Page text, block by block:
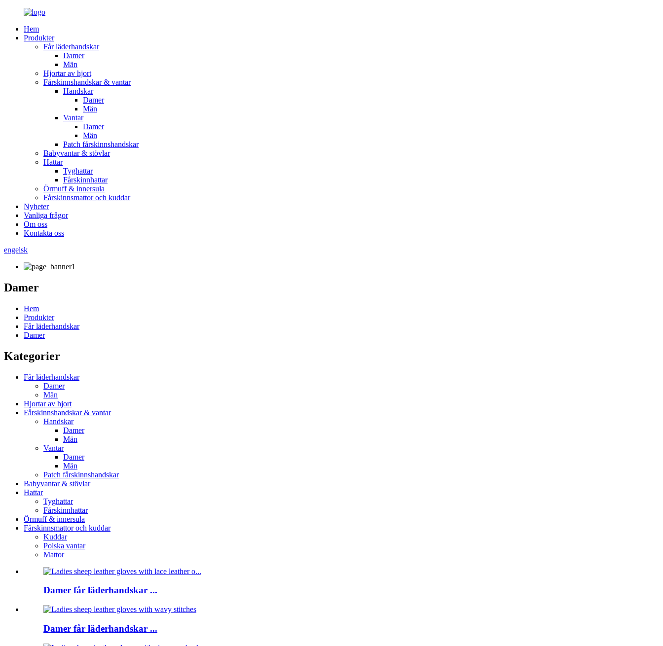
Hem
Produkter
Får läderhandskar
Damer
Män
Hjortar av hjort
Fårskinnshandskar & vantar
Handskar
Damer
Män
Vantar
Damer
Män
Patch fårskinnshandskar
Babyvantar & stövlar
Hattar
Tyghattar
Fårskinnhattar
Örmuff & innersula
Fårskinnsmattor och kuddar
Nyheter
Vanliga frågor
Om oss
Kontakta oss
engelsk
Damer
Hem
Produkter
Får läderhandskar
Damer
Kategorier
Får läderhandskar
Damer
Män
Hjortar av hjort
Fårskinnshandskar & vantar
Handskar
Damer
Män
Vantar
Damer
Män
Patch fårskinnshandskar
Babyvantar & stövlar
Hattar
Tyghattar
Fårskinnhattar
Örmuff & innersula
Fårskinnsmattor och kuddar
Kuddar
Polska vantar
Mattor
Damer får läderhandskar ...
Damer får läderhandskar ...